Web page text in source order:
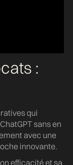
:
qui
sans en
avec une
innovante.
efficacité et sa